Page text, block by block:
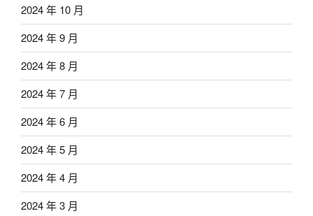
2024 年 10 月
2024 年 9 月
2024 年 8 月
2024 年 7 月
2024 年 6 月
2024 年 5 月
2024 年 4 月
2024 年 3 月